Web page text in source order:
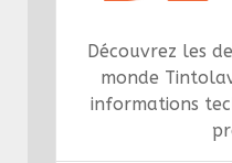
Découvrez les
monde
informations